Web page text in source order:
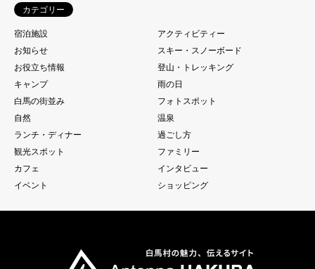
カテゴリー
宿泊施設
アクティビティー
お知らせ
スキー・スノーボード
お役立ち情報
登山・トレッキング
キャンプ
雨の日
白馬の街並み
フォトスポット
自然
温泉
ランチ・ディナー
過ごし方
観光スポット
ファミリー
カフェ
インタビュー
イベント
ショッピング